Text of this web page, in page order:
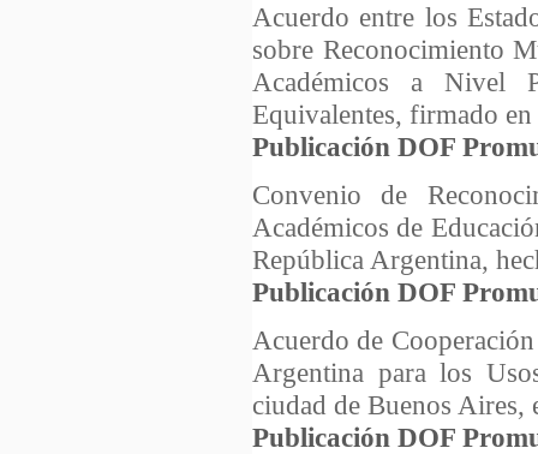
Acuerdo entre los
sobre Reconocimiento
Académicos a Nivel
Equivalentes, firmado
Publicación DOF
Convenio de
Académicos de
República Argentina,
Publicación DOF
Acuerdo de
Argentina para los
ciudad de Buenos
Publicación DOF